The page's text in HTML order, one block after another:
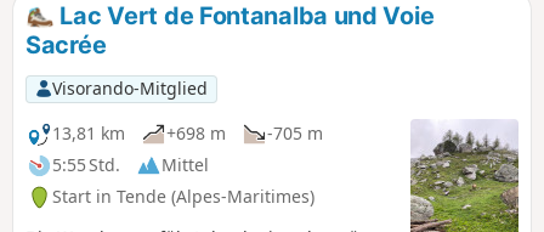
Lac Vert de Fontanalba und Voie
Sacrée
Visorando-Mitglied
13,81 km
+698 m
-705 m
5:55 Std.
Mittel
Start in Tende (Alpes-Maritimes)